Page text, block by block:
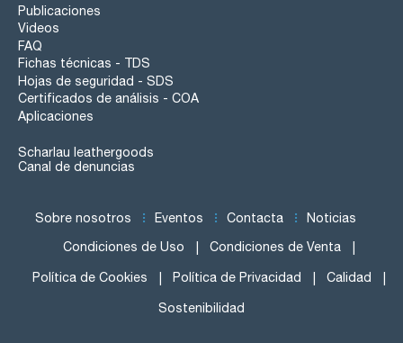
Publicaciones
Videos
FAQ
Fichas técnicas - TDS
Hojas de seguridad - SDS
Certificados de análisis - COA
Aplicaciones
Scharlau leathergoods
Canal de denuncias
Sobre nosotros Eventos Contacta Noticias
Condiciones de Uso Condiciones de Venta
Política de Cookies Política de Privacidad Calidad
Sostenibilidad